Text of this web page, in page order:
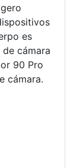
es
cámara
90 Pro
cámara.